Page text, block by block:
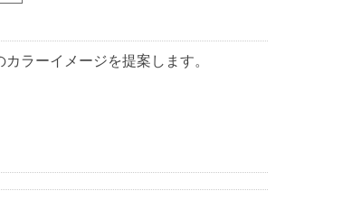
カラーイメージを提案します。